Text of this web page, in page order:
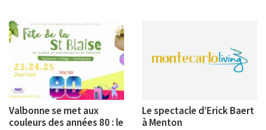
Valbonne se met aux
couleurs des années 80 : le
Le spectacle d’Erick Baert
à Menton